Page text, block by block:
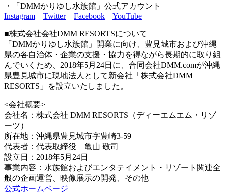
・「DMMかりゆし水族館」公式アカウント
Instagram
Twitter Facebook YouTube
■株式会社会社DMM RESORTSについて
「DMMかりゆし水族館」開業に向け、豊見城市および沖縄
県の各自治体・企業の支援・協力を得ながら長期的に取り組
んでいくため、2018年5月24日に、合同会社DMM.comが沖縄
県豊見城市に現地法人として新会社「株式会社DMM
RESORTS」を設立いたしました。
<会社概要>
会社名：株式会社 DMM RESORTS（ディーエムエム・リゾ
ーツ）
所在地：沖縄県豊見城市字豊崎3-59
代表者：代表取締役 亀山 敬司
設立日：2018年5月24日
事業内容：水族館およびエンタテイメント・リゾート関連全
般の企画運営、映像展示の開発、その他
公式ホームページ